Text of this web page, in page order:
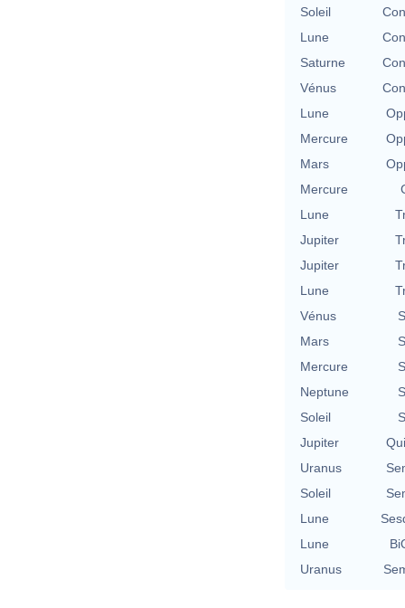
Soleil
Lune
Saturne
Vénus
Lune
Mercure
Mars
Mercure
Lune
Jupiter
Jupiter
Lune
Vénus
Mars
Mercure
Neptune
Soleil
Jupiter
Uranus
Soleil
Lune
Lune
Uranus